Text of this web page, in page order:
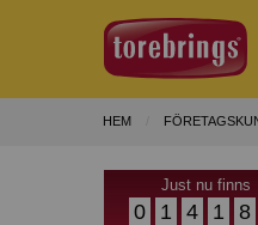
HEM
Just nu finns
0 1 4 1 8